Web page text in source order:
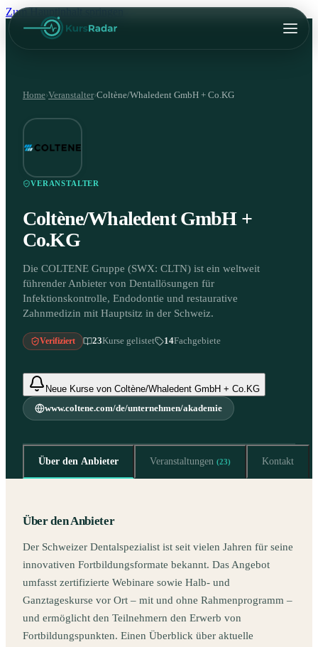
Zum Hauptinhalt springen
Home›Veranstalter›Coltène/Whaledent GmbH + Co.KG
VERANSTALTER
Coltène/Whaledent GmbH +
Co.KG
Die COLTENE Gruppe (SWX: CLTN) ist ein weltweit
führender Anbieter von Dentallösungen für
Infektionskontrolle, Endodontie und restaurative
Zahnmedizin mit Hauptsitz in der Schweiz.
Verifiziert 23Kurse gelistet 14Fachgebiete
Neue Kurse von Coltène/Whaledent GmbH + Co.KG
www.coltene.com/de/unternehmen/akademie
Über den Anbieter Veranstaltungen (23) Kontakt
Über den Anbieter
Der Schweizer Dentalspezialist ist seit vielen Jahren für seine
innovativen Fortbildungsformate bekannt. Das Angebot
umfasst zertifizierte Webinare sowie Halb- und
Ganztageskurse vor Ort – mit und ohne Rahmenprogramm –
und ermöglicht den Teilnehmern den Erwerb von
Fortbildungspunkten. Einen Überblick über aktuelle